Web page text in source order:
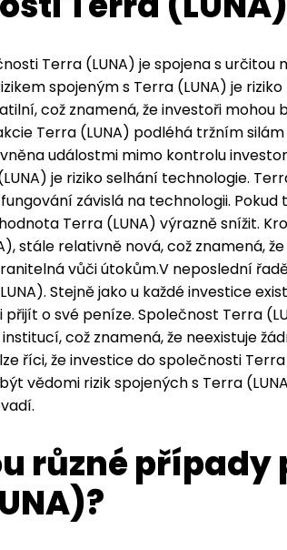
Terra (LUNA) je spojena s určitou
spojeným s Terra (LUNA) je
což znamená, že investoři
Terra (LUNA) podléhá tržním
událostmi mimo kontrolu
je riziko selhání technologie.
závislá na technologii.
Terra (LUNA) výrazně snížit.
stále relativně nová, což znamená,
vůči útokům.V neposlední
Stejně jako u každé investice
o své peníze. Společnost Terra
což znamená, že neexistuje
říci, že investice do společnosti
vědomi rizik spojených s Terra
různé